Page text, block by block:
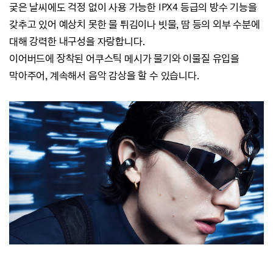
궂은 날씨에도 걱정 없이 사용 가능한 IPX4 등급의 방수 기능을
갖추고 있어 예상치 못한 물 튀김이나 빗물, 땀 등의 외부 수분에
대해 강력한 내구성을 자랑합니다.
이어버드에 장착된 어쿠스틱 메시가 물기와 이물질 유입을
막아주어, 계속해서 음악 감상을 할 수 있습니다.